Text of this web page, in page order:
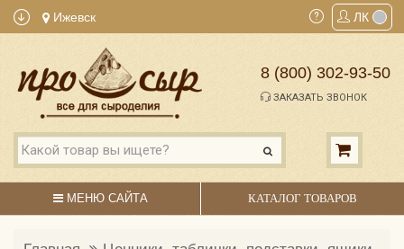
Ижевск ЛК
8 (800) 302-93-50
ЗАКАЗАТЬ ЗВОНОК
МЕНЮ САЙТА КАТАЛОГ ТОВАРОВ